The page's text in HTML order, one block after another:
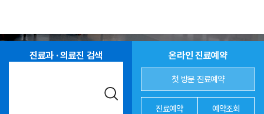
진료과 · 의료진 검색 온라인 진료예약
첫 방문 진료예약
진료예약 예약조회